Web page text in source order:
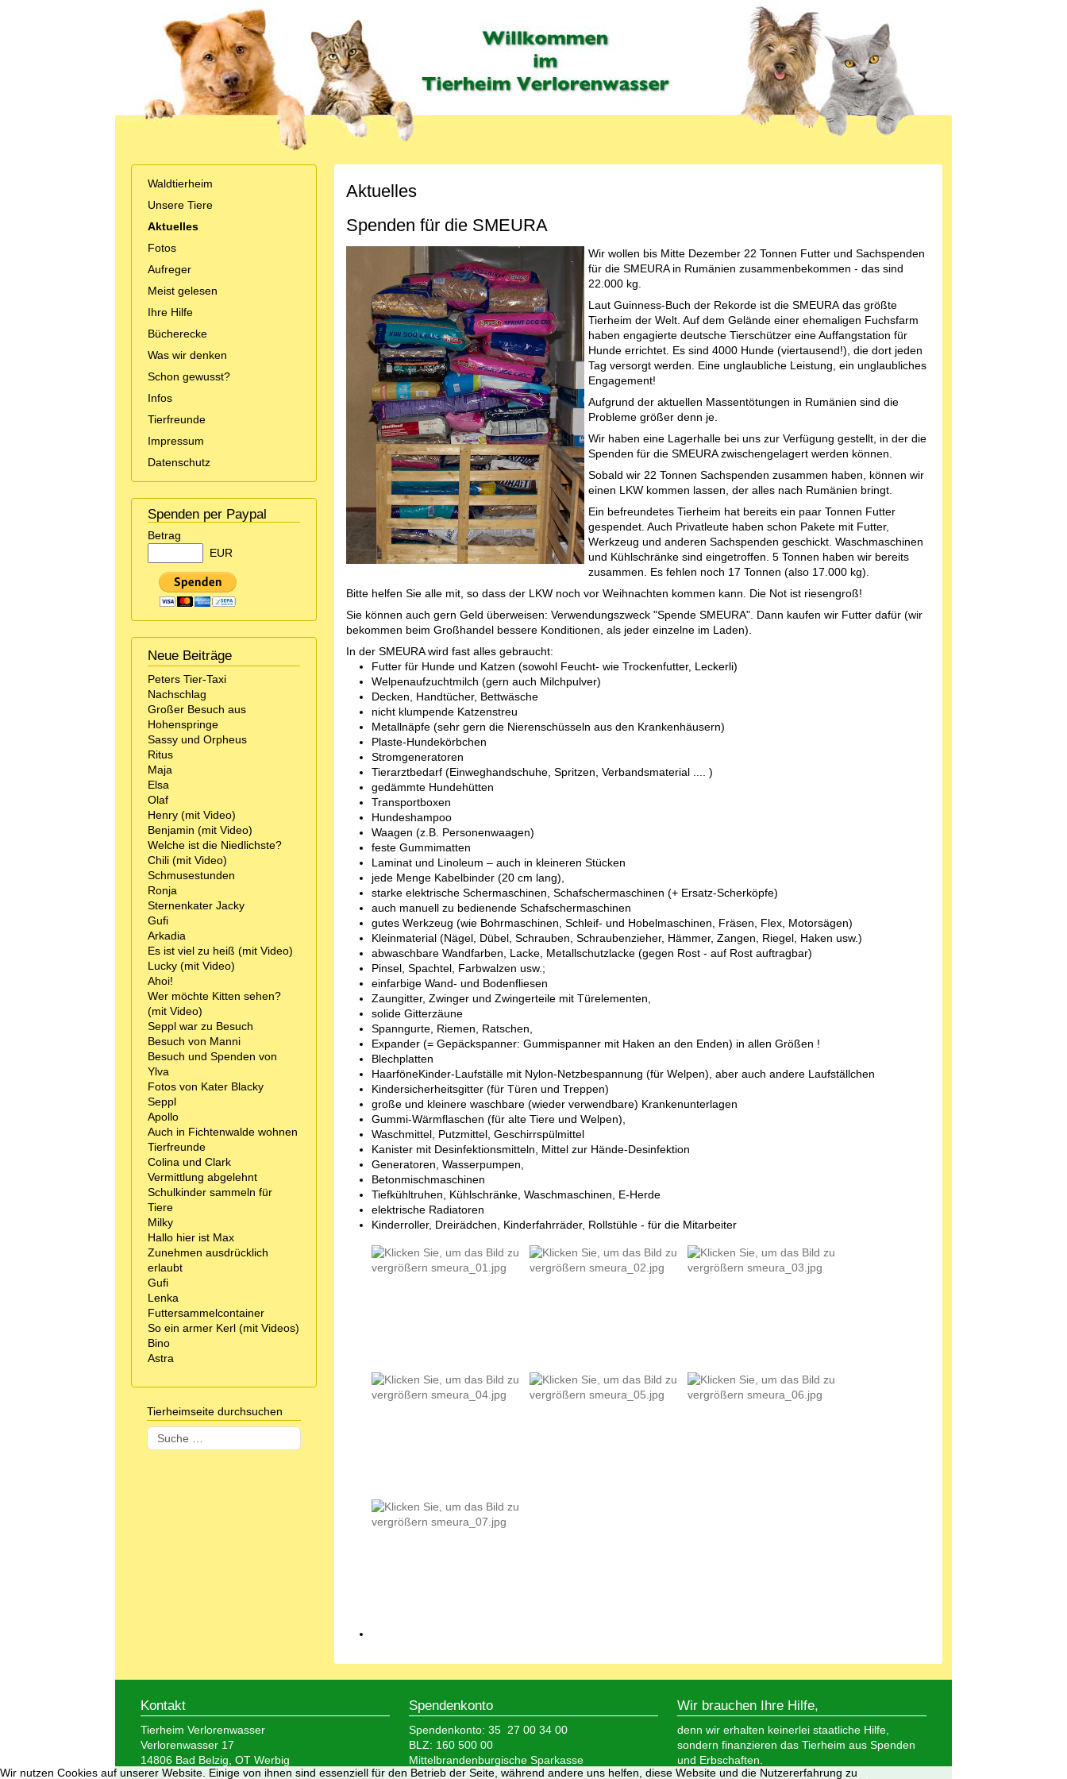
Waldtierheim
Unsere Tiere
Aktuelles
Fotos
Aufreger
Meist gelesen
Ihre Hilfe
Bücherecke
Was wir denken
Schon gewusst?
Infos
Tierfreunde
Impressum
Datenschutz
Spenden per Paypal
Betrag
EUR
Neue Beiträge
Peters Tier-Taxi
Nachschlag
Großer Besuch aus
Hohenspringe
Sassy und Orpheus
Ritus
Maja
Elsa
Olaf
Henry (mit Video)
Benjamin (mit Video)
Welche ist die Niedlichste?
Chili (mit Video)
Schmusestunden
Ronja
Sternenkater Jacky
Gufi
Arkadia
Es ist viel zu heiß (mit Video)
Lucky (mit Video)
Ahoi!
Wer möchte Kitten sehen?
(mit Video)
Seppl war zu Besuch
Besuch von Manni
Besuch und Spenden von
Ylva
Fotos von Kater Blacky
Seppl
Apollo
Auch in Fichtenwalde wohnen
Tierfreunde
Colina und Clark
Vermittlung abgelehnt
Schulkinder sammeln für
Tiere
Milky
Hallo hier ist Max
Zunehmen ausdrücklich
erlaubt
Gufi
Lenka
Futtersammelcontainer
So ein armer Kerl (mit Videos)
Bino
Astra
Tierheimseite durchsuchen
Suchen
Aktuelles
Spenden für die SMEURA
Wir wollen bis Mitte Dezember 22 Tonnen Futter und Sachspenden
für die SMEURA in Rumänien zusammenbekommen - das sind
22.000 kg.
Laut Guinness-Buch der Rekorde ist die SMEURA das größte
Tierheim der Welt. Auf dem Gelände einer ehemaligen Fuchsfarm
haben engagierte deutsche Tierschützer eine Auffangstation für
Hunde errichtet. Es sind 4000 Hunde (viertausend!), die dort jeden
Tag versorgt werden. Eine unglaubliche Leistung, ein unglaubliches
Engagement!
Aufgrund der aktuellen Massentötungen in Rumänien sind die
Probleme größer denn je.
Wir haben eine Lagerhalle bei uns zur Verfügung gestellt, in der die
Spenden für die SMEURA zwischengelagert werden können.
Sobald wir 22 Tonnen Sachspenden zusammen haben, können wir
einen LKW kommen lassen, der alles nach Rumänien bringt.
Ein befreundetes Tierheim hat bereits ein paar Tonnen Futter
gespendet. Auch Privatleute haben schon Pakete mit Futter,
Werkzeug und anderen Sachspenden geschickt. Waschmaschinen
und Kühlschränke sind eingetroffen. 5 Tonnen haben wir bereits
zusammen. Es fehlen noch 17 Tonnen (also 17.000 kg).
Bitte helfen Sie alle mit, so dass der LKW noch vor Weihnachten kommen kann. Die Not ist riesengroß!
Sie können auch gern Geld überweisen: Verwendungszweck "Spende SMEURA". Dann kaufen wir Futter dafür (wir
bekommen beim Großhandel bessere Konditionen, als jeder einzelne im Laden).
In der SMEURA wird fast alles gebraucht:
Futter für Hunde und Katzen (sowohl Feucht- wie Trockenfutter, Leckerli)
Welpenaufzuchtmilch (gern auch Milchpulver)
Decken, Handtücher, Bettwäsche
nicht klumpende Katzenstreu
Metallnäpfe (sehr gern die Nierenschüsseln aus den Krankenhäusern)
Plaste-Hundekörbchen
Stromgeneratoren
Tierarztbedarf (Einweghandschuhe, Spritzen, Verbandsmaterial .... )
gedämmte Hundehütten
Transportboxen
Hundeshampoo
Waagen (z.B. Personenwaagen)
feste Gummimatten
Laminat und Linoleum – auch in kleineren Stücken
jede Menge Kabelbinder (20 cm lang),
starke elektrische Schermaschinen, Schafschermaschinen (+ Ersatz-Scherköpfe)
auch manuell zu bedienende Schafschermaschinen
gutes Werkzeug (wie Bohrmaschinen, Schleif- und Hobelmaschinen, Fräsen, Flex, Motorsägen)
Kleinmaterial (Nägel, Dübel, Schrauben, Schraubenzieher, Hämmer, Zangen, Riegel, Haken usw.)
abwaschbare Wandfarben, Lacke, Metallschutzlacke (gegen Rost - auf Rost auftragbar)
Pinsel, Spachtel, Farbwalzen usw.;
einfarbige Wand- und Bodenfliesen
Zaungitter, Zwinger und Zwingerteile mit Türelementen,
solide Gitterzäune
Spanngurte, Riemen, Ratschen,
Expander (= Gepäckspanner: Gummispanner mit Haken an den Enden) in allen Größen !
Blechplatten
HaarföneKinder-Laufställe mit Nylon-Netzbespannung (für Welpen), aber auch andere Laufställchen
Kindersicherheitsgitter (für Türen und Treppen)
große und kleinere waschbare (wieder verwendbare) Krankenunterlagen
Gummi-Wärmflaschen (für alte Tiere und Welpen),
Waschmittel, Putzmittel, Geschirrspülmittel
Kanister mit Desinfektionsmitteln, Mittel zur Hände-Desinfektion
Generatoren, Wasserpumpen,
Betonmischmaschinen
Tiefkühltruhen, Kühlschränke, Waschmaschinen, E-Herde
elektrische Radiatoren
Kinderroller, Dreirädchen, Kinderfahrräder, Rollstühle - für die Mitarbeiter
Kontakt
Tierheim Verlorenwasser
Verlorenwasser 17
14806 Bad Belzig, OT Werbig
Spendenkonto
Spendenkonto: 35 27 00 34 00
BLZ: 160 500 00
Mittelbrandenburgische Sparkasse
Wir brauchen Ihre Hilfe,
denn wir erhalten keinerlei staatliche Hilfe,
sondern finanzieren das Tierheim aus Spenden
und Erbschaften.
Wir nutzen Cookies auf unserer Website. Einige von ihnen sind essenziell für den Betrieb der Seite, während andere uns helfen, diese Website und die Nutzererfahrung zu